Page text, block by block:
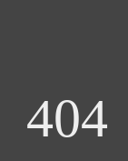
404